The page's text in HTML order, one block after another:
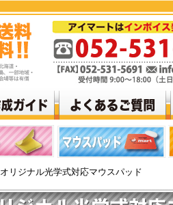
オリジナル光学式対応マウスパッド